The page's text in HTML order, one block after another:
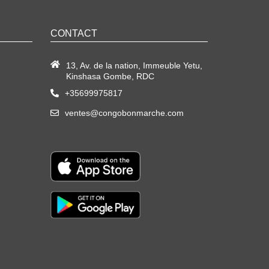
CONTACT
13, Av. de la nation, Immeuble Yetu,
Kinshasa Gombe, RDC
+35699975817
ventes@congobonmarche.com